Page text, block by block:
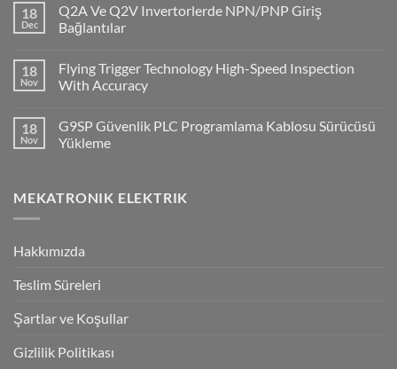
CP1H
PLC
ile
Haberleşmesi
18
Dec
Q2A Ve Q2V Invertorlerde NPN/PNP Giriş
Bağlantılar
on
Q2A
Ve
NPN/PNP
Giriş
Bağlantılar
18
Nov
Flying Trigger Technology High-Speed Inspection
With Accuracy
on
Flying
Trigger
Inspection
With
18
Nov
G9SP Güvenlik PLC Programlama Kablosu Sürücüsü
Yükleme
G9SP
Güvenlik
Sürücüsü
MEKATRONIK ELEKTRIK
Hakkımızda
Teslim Süreleri
Şartlar ve Koşullar
Gizlilik Politikası